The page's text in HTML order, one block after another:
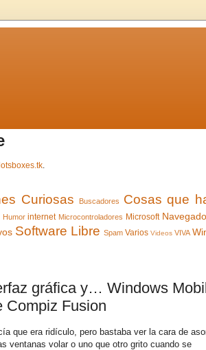
.
Curiosas Buscadores Cosas que
Humor internet Microcontroladores Microsoft
Software Libre Spam Varios Videos VIVA
gráfica y… Windows
Compiz Fusion
que era ridículo, pero bastaba ver la cara de
ventanas volar o uno que otro grito cuando se